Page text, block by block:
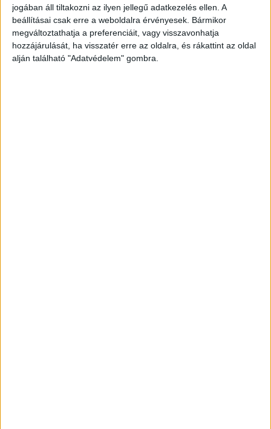
jogában áll tiltakozni az ilyen jellegű adatkezelés ellen. A
beállításai csak erre a weboldalra érvényesek. Bármikor
megváltoztathatja a preferenciáit, vagy visszavonhatja
hozzájárulását, ha visszatér erre az oldalra, és rákattint az oldal
alján található "Adatvédelem" gombra.
jogai miatt takarta ki. Azt is mondta, hogy az
erőszakot jelentették az igazgatónak, de „semmi
nem történt” az ügyben.A Budapest és Környéke
hírportál legfrissebb híreit ide kattintva éred el!